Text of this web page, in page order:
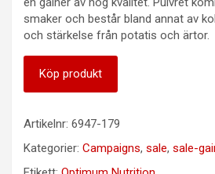
smaker och består bland annat av
och stärkelse från potatis och ärtor.
Köp produkt
Artikelnr: 6947-179
Kategorier: Campaigns, sale, sale-